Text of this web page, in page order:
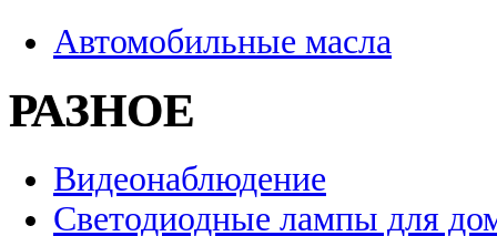
Автомобильные масла
РАЗНОЕ
Видеонаблюдение
Светодиодные лампы для